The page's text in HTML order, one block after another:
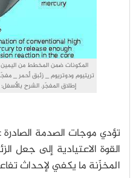
المكونات ضمن المخطط من
تريتيوم ودوتريوم _ زئبق أحمر _
إطلاق المفجّر. الشرح بالأسفل:
تؤدي موجات الصدمة
القوة الاعتيادية إلى جعل
المخزّنة ما يكفي لإحداث